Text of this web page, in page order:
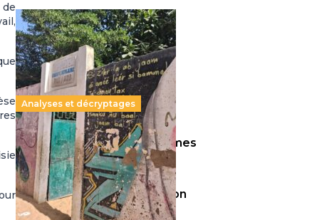
Analyses et décryptages
258 millions d’enfants victimes
de la guerre, des chocs
climatiques et des
déplacements de population
11 juillet 2026 -National